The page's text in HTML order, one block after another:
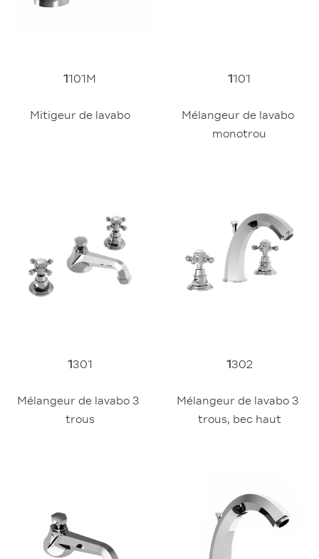
1101M
Mitigeur de lavabo
1101
Mélangeur de lavabo
monotrou
1301
Mélangeur de lavabo 3
trous
1302
Mélangeur de lavabo 3
trous, bec haut